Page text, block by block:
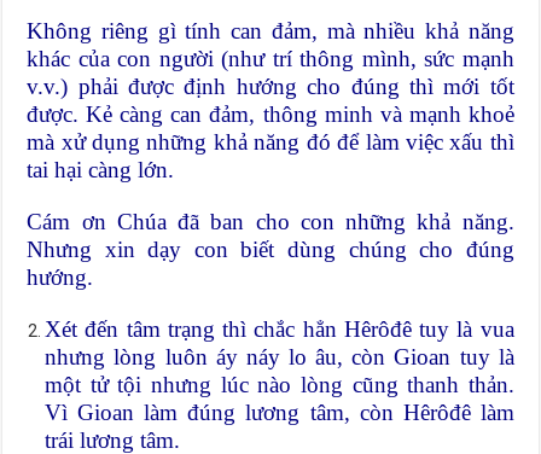
Không riêng gì tính can đảm, mà nhiều khả năng
khác của con người (như trí thông mình, sức mạnh
v.v.) phải được định hướng cho đúng thì mới tốt
được. Kẻ càng can đảm, thông minh và mạnh khoẻ
mà xử dụng những khả năng đó để làm việc xấu thì
tai hại càng lớn.
Cám ơn Chúa đã ban cho con những khả năng.
Nhưng xin dạy con biết dùng chúng cho đúng
hướng.
Xét đến tâm trạng thì chắc hẳn Hêrôđê tuy là vua
nhưng lòng luôn áy náy lo âu, còn Gioan tuy là
một tử tội nhưng lúc nào lòng cũng thanh thản.
Vì Gioan làm đúng lương tâm, còn Hêrôđê làm
trái lương tâm.